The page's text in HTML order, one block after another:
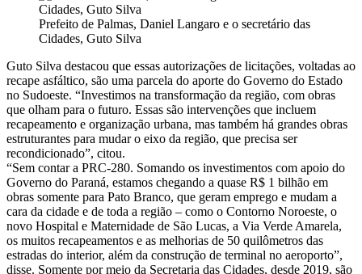
Prefeito de Palmas, Daniel Langaro e o secretário das
Cidades, Guto Silva
Guto Silva destacou que essas autorizações de licitações, voltadas ao
recape asfáltico, são uma parcela do aporte do Governo do Estado
no Sudoeste. “Investimos na transformação da região, com obras
que olham para o futuro. Essas são intervenções que incluem
recapeamento e organização urbana, mas também há grandes obras
estruturantes para mudar o eixo da região, que precisa ser
recondicionado”, citou.
“Sem contar a PRC-280. Somando os investimentos com apoio do
Governo do Paraná, estamos chegando a quase R$ 1 bilhão em
obras somente para Pato Branco, que geram emprego e mudam a
cara da cidade e de toda a região – como o Contorno Noroeste, o
novo Hospital e Maternidade de São Lucas, a Via Verde Amarela,
os muitos recapeamentos e as melhorias de 50 quilômetros das
estradas do interior, além da construção de terminal no aeroporto”,
disse. Somente por meio da Secretaria das Cidades, desde 2019, são